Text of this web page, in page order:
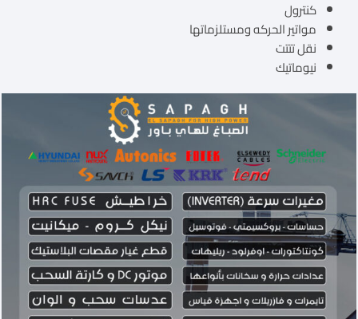
كنترول
مواتير الحركه ومستلزماتها
نقل تتتت
نيوماتيك